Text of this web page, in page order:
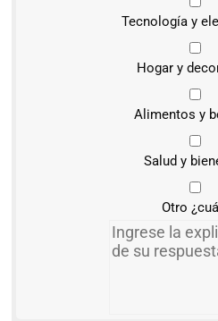
Tecnología y
Hogar y
Alimentos y
Salud y
Otro